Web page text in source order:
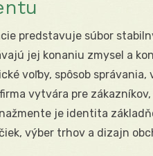
predstavuje súbor
jej konaniu zmysel a
voľby, spôsob
vytvára pre
je identita
výber trhov a dizajn